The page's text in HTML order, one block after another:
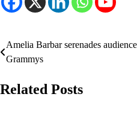
Post
navigation
Amelia Barbar serenades
Grammys
Related Posts